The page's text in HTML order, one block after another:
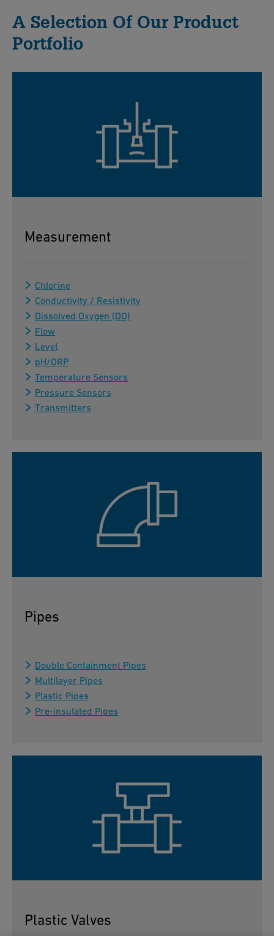
A Selection Of Our Product
Portfolio
Measurement
Chlorine
Conductivity / Resistivity
Dissolved Oxygen (DO)
Flow
Level
pH/ORP
Temperature Sensors
Pressure Sensors
Transmitters
Pipes
Double Containment Pipes
Multilayer Pipes
Plastic Pipes
Pre-insulated Pipes
Plastic Valves